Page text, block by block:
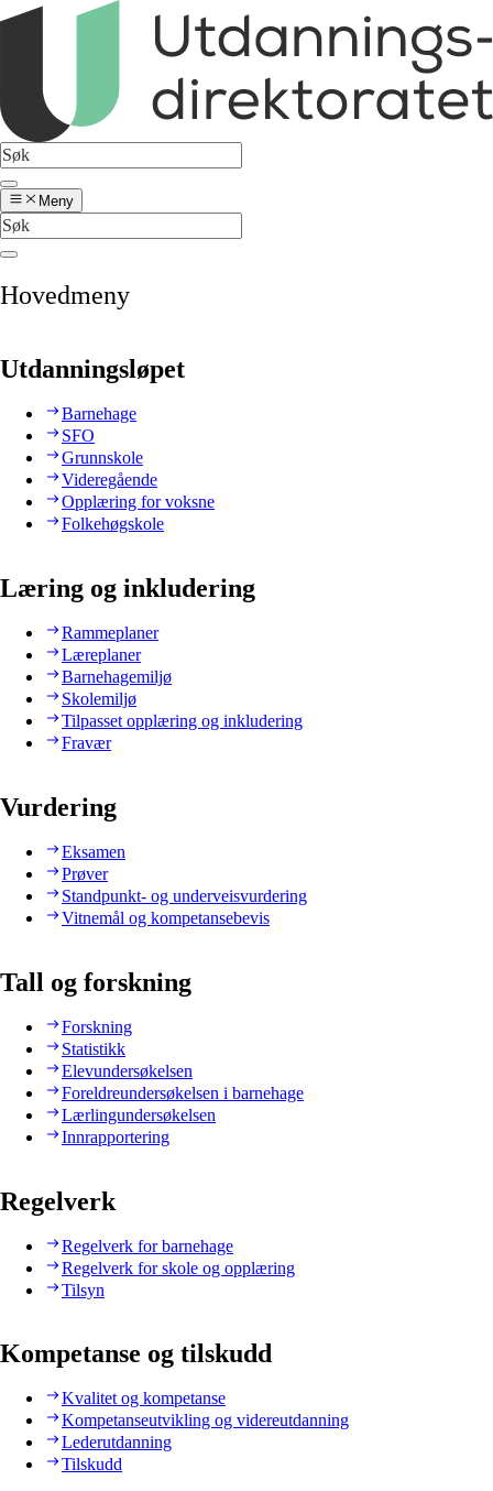
Meny
Hovedmeny
Utdanningsløpet
Barnehage
SFO
Grunnskole
Videregående
Opplæring for voksne
Folkehøgskole
Læring og inkludering
Rammeplaner
Læreplaner
Barnehagemiljø
Skolemiljø
Tilpasset opplæring og inkludering
Fravær
Vurdering
Eksamen
Prøver
Standpunkt- og underveisvurdering
Vitnemål og kompetansebevis
Tall og forskning
Forskning
Statistikk
Elevundersøkelsen
Foreldreundersøkelsen i barnehage
Lærlingundersøkelsen
Innrapportering
Regelverk
Regelverk for barnehage
Regelverk for skole og opplæring
Tilsyn
Kompetanse og tilskudd
Kvalitet og kompetanse
Kompetanseutvikling og videreutdanning
Lederutdanning
Tilskudd